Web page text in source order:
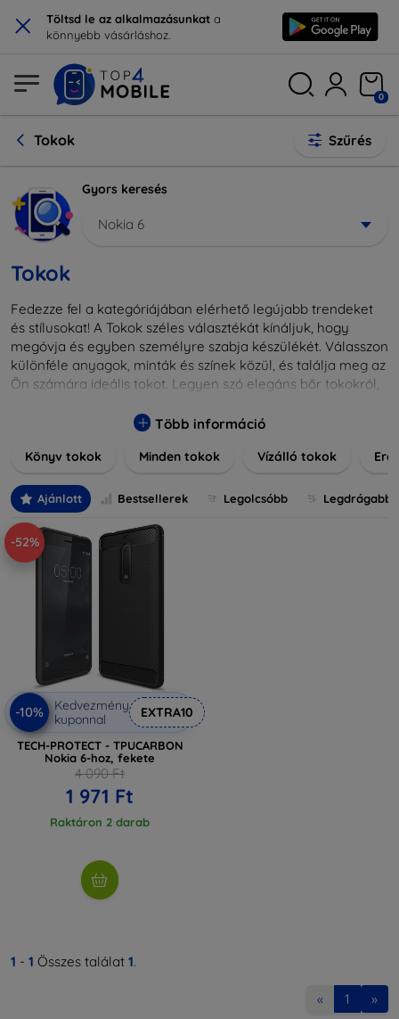
× Töltsd le az alkalmazásunkat a
könnyebb vásárláshoz.
0
Tokok Szűrés
Gyors keresés
Nokia 6
Tokok
Fedezze fel a kategóriájában elérhető legújabb trendeket
és stílusokat! A Tokok széles választékát kínáljuk, hogy
megóvja és egyben személyre szabja készülékét. Válasszon
különféle anyagok, minták és színek közül, és találja meg az
Ön számára ideális tokot. Legyen szó elegáns bőr tokokról,
nálunk mindenki megtalálja a stílusához leginkább illő
különlegesebbé eszközeit a tökéletes tokkal!
Több információ
Könyv tokok Minden tokok Vízálló tokok
Ajánlott Bestsellerek Legolcsóbb Legdrágabb
-52%
-10%
Kedvezmény
kuponnal
EXTRA10
TECH-PROTECT - TPUCARBON
Nokia 6-hoz, fekete
4 090 Ft
1 971 Ft
Raktáron 2 darab
1 - 1 Összes találat 1.
« 1 »